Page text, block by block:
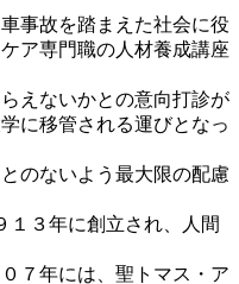
事故を踏まえた社会に役
ア専門職の人材養成講座
えないかとの意向打診が
に移管される運びとなっ
のないよう最大限の配慮
３年に創立され、人間
７年には、聖トマス・ア